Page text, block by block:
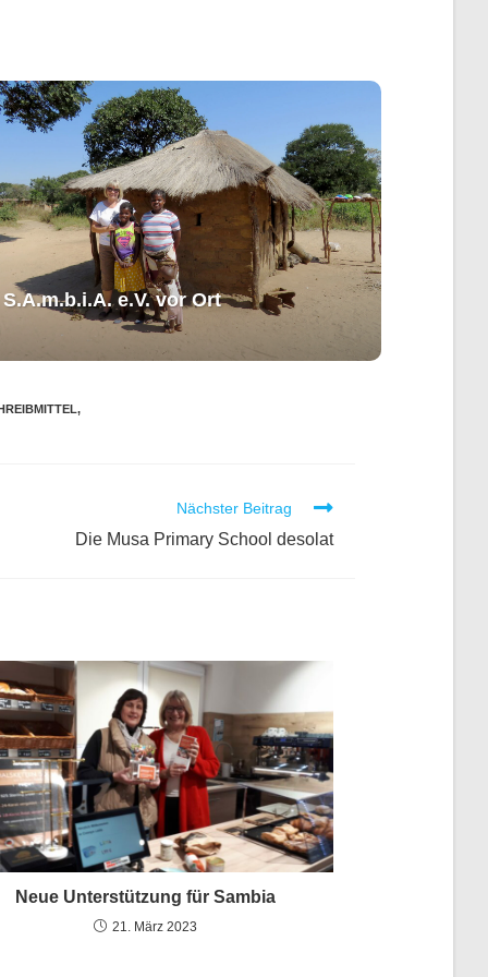
S.A.m.b.i.A. e.V. ​vor Ort​​
,
Nächster Beitrag
Die Musa Primary School desolat
Neue Unterstützung für Sambia
21. März 2023